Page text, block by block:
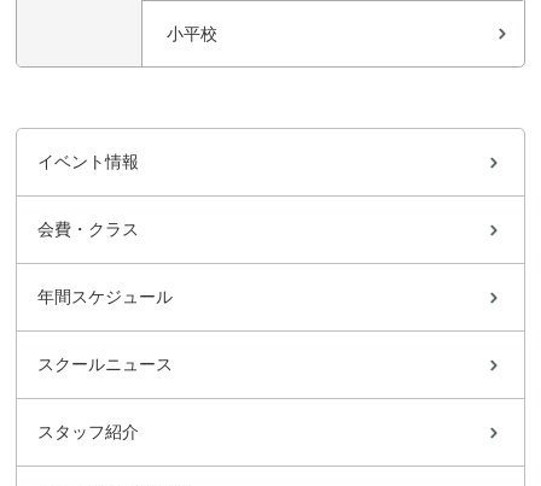
小平校
イベント情報
会費・クラス
年間スケジュール
スクールニュース
スタッフ紹介